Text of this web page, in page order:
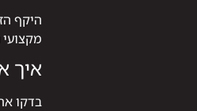
היקף
איך
בדקו